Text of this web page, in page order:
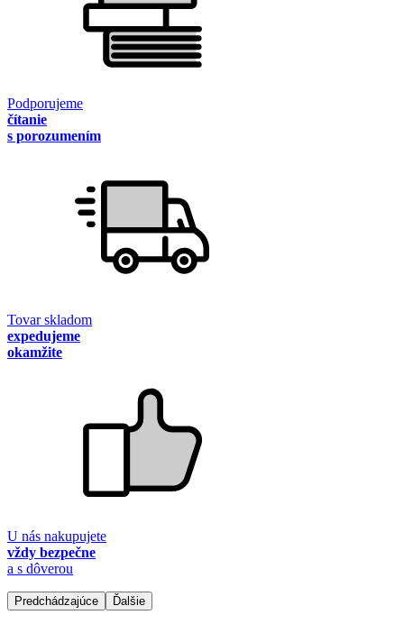
Podporujeme
čítanie
s porozumením
Tovar skladom
expedujeme
okamžite
U nás nakupujete
vždy bezpečne
a s dôverou
Predchádzajúce Ďalšie